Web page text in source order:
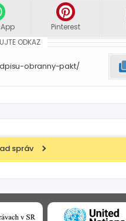
Pinterest
ODKAZ
obranny-pakt/
správ